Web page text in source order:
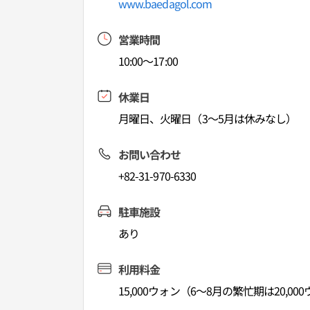
www.baedagol.com
営業時間
10:00～17:00
休業日
月曜日、火曜日（3～5月は休みなし）
お問い合わせ
+82-31-970-6330
駐車施設
あり
利用料金
15,000ウォン（6～8月の繁忙期は20,000